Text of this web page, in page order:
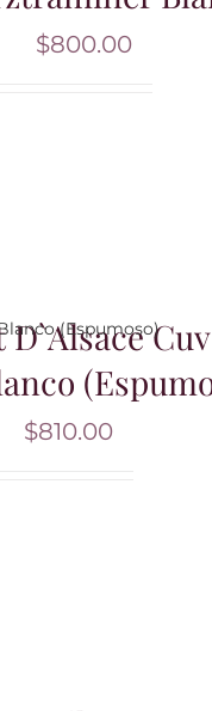
$800.00
D`Alsace
$810.00